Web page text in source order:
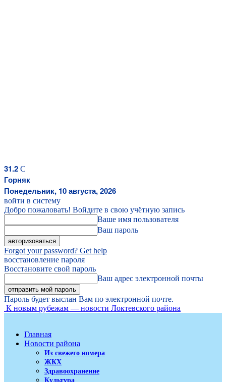
31.2 C
Горняк
Понедельник, 10 августа, 2026
войти в систему
Добро пожаловать! Войдите в свою учётную запись
Ваше имя пользователя
Ваш пароль
Forgot your password? Get help
восстановление пароля
Восстановите свой пароль
Ваш адрес электронной почты
Пароль будет выслан Вам по электронной почте.
К новым рубежам — новости Локтевского района
Главная
Новости района
Из свежего номера
ЖКХ
Здравоохранение
Культура